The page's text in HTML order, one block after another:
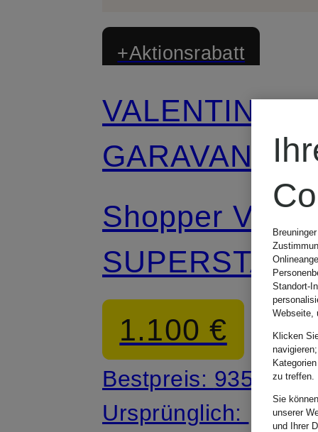
+Aktionsrabatt
VALENTINO
GARAVANI
Shopper VIVA
SUPERSTAR
CROCHET
MEDIUM
1.100 €
Bestpreis: 935 €
Ursprünglich:
Standort-
Webseite,
Klicken
zu treffen.
Sie
unserer
und Ihrer